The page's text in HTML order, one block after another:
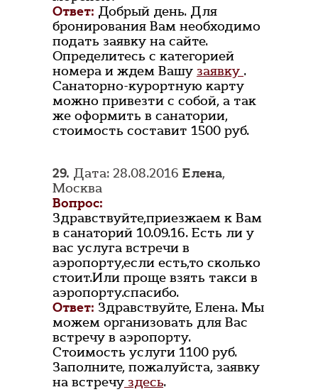
Ответ: Добрый день. Для
бронирования Вам необходимо
подать заявку на сайте.
Определитесь с категорией
номера и ждем Вашу заявку .
Санаторно-курортную карту
можно привезти с собой, а так
же оформить в санатории,
стоимость составит 1500 руб.
29. Дата: 28.08.2016 Елена,
Москва
Вопрос:
Здравствуйте,приезжаем к Вам
в санаторий 10.09.16. Есть ли у
вас услуга встречи в
аэропорту,если есть,то сколько
стоит.Или проще взять такси в
аэропорту.спасибо.
Ответ: Здравствуйте, Елена. Мы
можем организовать для Вас
встречу в аэропорту.
Стоимость услуги 1100 руб.
Заполните, пожалуйста, заявку
на встречу здесь.